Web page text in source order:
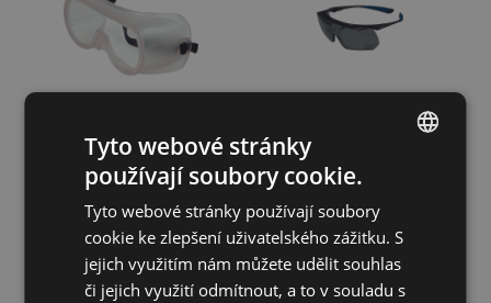
JSP brýle
STEALTH HYBRID
3M SecureFit
SF400 AS/AF
ENGLISH
CZECH
HUNGARIAN
SLOVAK
Tyto webové stránky
používají soubory cookie.
Tyto webové stránky používají soubory
cookie ke zlepšení uživatelského zážitku. S
jejich využitím nám můžete udělit souhlas
či jejich využití odmítnout, a to v souladu s